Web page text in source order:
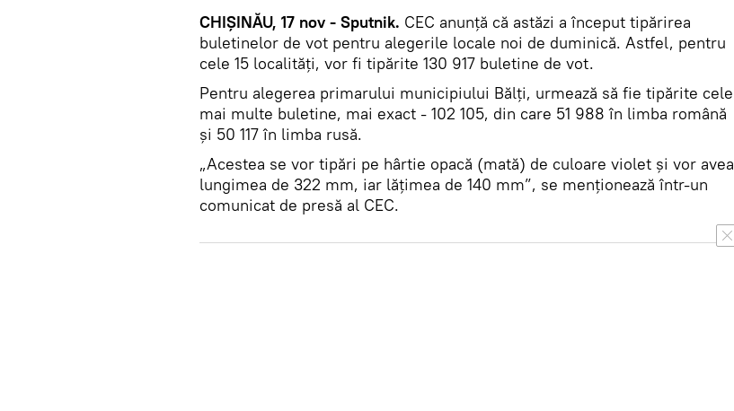
CHIȘINĂU, 17 nov - Sputnik. CEC anunță că astăzi a început tipărirea
buletinelor de vot pentru alegerile locale noi de duminică. Astfel, pentru
cele 15 localități, vor fi tipărite 130 917 buletine de vot.
Pentru alegerea primarului municipiului Bălți, urmează să fie tipărite cele
mai multe buletine, mai exact - 102 105, din care 51 988 în limba română
și 50 117 în limba rusă.
„Acestea se vor tipări pe hârtie opacă (mată) de culoare violet și vor avea
lungimea de 322 mm, iar lățimea de 140 mm”, se menționează într-un
comunicat de presă al CEC.